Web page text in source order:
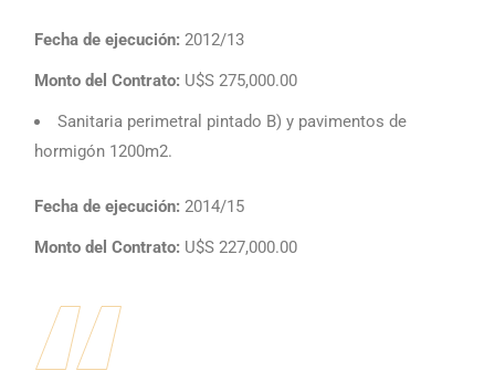
Fecha de ejecución: 2012/13​​
Monto del Contrato: U$S 275,000.00
Sanitaria perimetral pintado B) y pavimentos de
hormigón 1200m2.
Fecha de ejecución: 2014/15​​
Monto del Contrato: U$S 227,000.00